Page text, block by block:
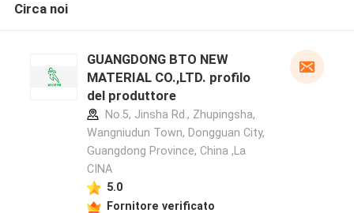
Circa noi
GUANGDONG BTO NEW
MATERIAL CO.,LTD. profilo
del produttore
No.5, Jinsha Rd., Zhupingsha,
Wangniudun Town, Dongguan City,
Guangdong Province, China ,La
CINA
5.0
Fornitore verificato